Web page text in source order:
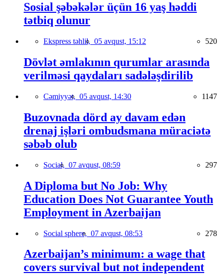
Sosial şəbəkələr üçün 16 yaş həddi
tətbiq olunur
Ekspress təhlil, 05 avqust, 15:12 520
Dövlət əmlakının qurumlar arasında
verilməsi qaydaları sadələşdirilib
Cəmiyyət, 05 avqust, 14:30 1147
Buzovnada dörd ay davam edən
drenaj işləri ombudsmana müraciətə
səbəb olub
Social, 07 avqust, 08:59 297
A Diploma but No Job: Why
Education Does Not Guarantee Youth
Employment in Azerbaijan
Social sphere, 07 avqust, 08:53 278
Azerbaijan’s minimum: a wage that
covers survival but not independent